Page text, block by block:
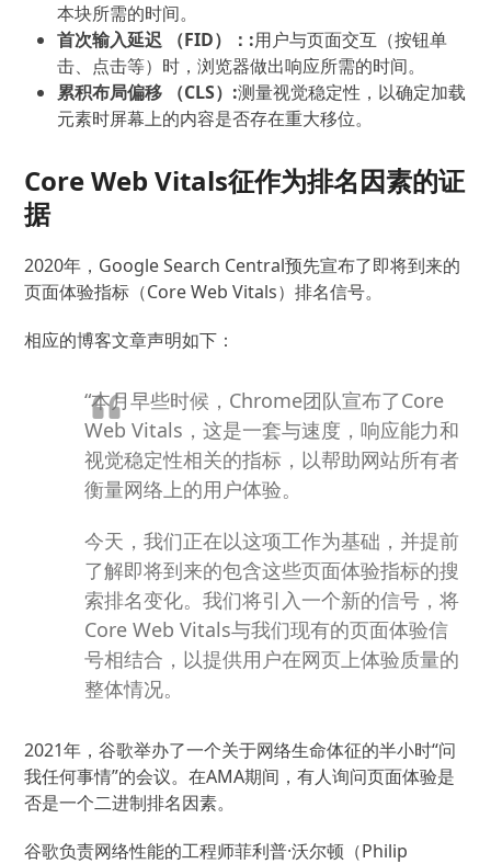
本块所需的时间。
首次输入延迟 （FID）： :用户与页面交互（按钮单
击、点击等）时，浏览器做出响应所需的时间。
累积布局偏移 （CLS） :测量视觉稳定性，以确定加载
元素时屏幕上的内容是否存在重大移位。
Core Web Vitals征作为排名因素的证
据
2020年，Google Search Central预先宣布了即将到来的
页面体验指标（Core Web Vitals）排名信号。
相应的博客文章声明如下：
“本月早些时候，Chrome团队宣布了Core
Web Vitals，这是一套与速度，响应能力和
视觉稳定性相关的指标，以帮助网站所有者
衡量网络上的用户体验。
今天，我们正在以这项工作为基础，并提前
了解即将到来的包含这些页面体验指标的搜
索排名变化。我们将引入一个新的信号，将
Core Web Vitals与我们现有的页面体验信
号相结合，以提供用户在网页上体验质量的
整体情况。
2021年，谷歌举办了一个关于网络生命体征的半小时“问
我任何事情”的会议。在AMA期间，有人询问页面体验是
否是一个二进制排名因素。
谷歌负责网络性能的工程师菲利普·沃尔顿（Philip